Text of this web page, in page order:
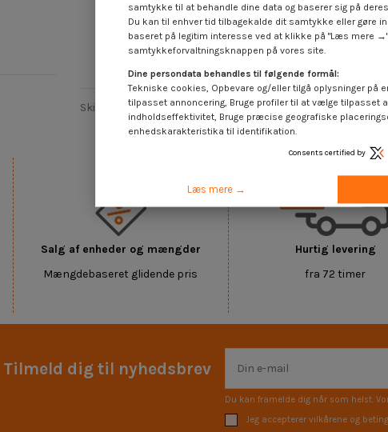
Skiver flad 20X36X5 elforzinket
stål
1,85 €inkl. moms
Skiver flad
4,25 €inkl.
Skiver flad diameter 20
Salg af enheder og mængder
Mængdebaseret glidende pris
Hurtig levering
fra 72 timer
Tilmeld dig til nyhedsbrev
Du kan framelde dig når som helst.
Jeg accepterer vilkårene og
samtykke til at behandle dine data og baserer sig på
Du kan til enhver tid tilbagekalde dit samtykke eller gøre
baseret på legitim interesse ved at klikke på "Læs mere
samtykkeforvaltningsknappen på vores site.
Dine persondata behandles til følgende formål:
Tekniske cookies, Opbevare og/eller tilgå oplysninger på
tilpasset annoncering, Bruge profiler til at vælge tilpasset
indholdseffektivitet, Bruge præcise geografiske
enhedskarakteristika til identifikation.
Consents certified by
Læs mere →